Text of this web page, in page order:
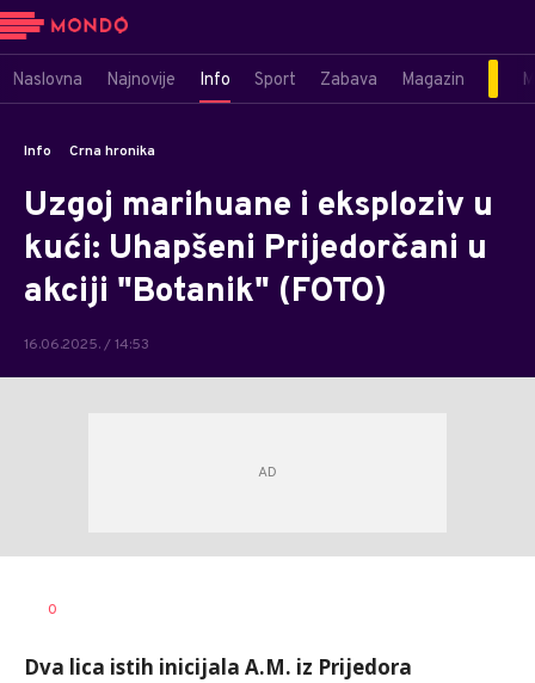
Naslovna Najnovije Info Sport Zabava Magazin
Info Crna hronika
Uzgoj marihuane i eksploziv u
kući: Uhapšeni Prijedorčani u
akciji "Botanik" (FOTO)
16.06.2025. / 14:53
AUTOR
0
Dva lica istih inicijala A.M. iz Prijedora